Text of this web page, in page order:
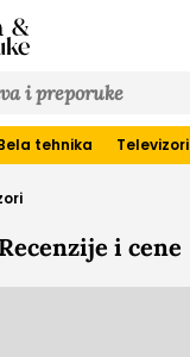
&
Preporuke
tehnika Televizori
i cene